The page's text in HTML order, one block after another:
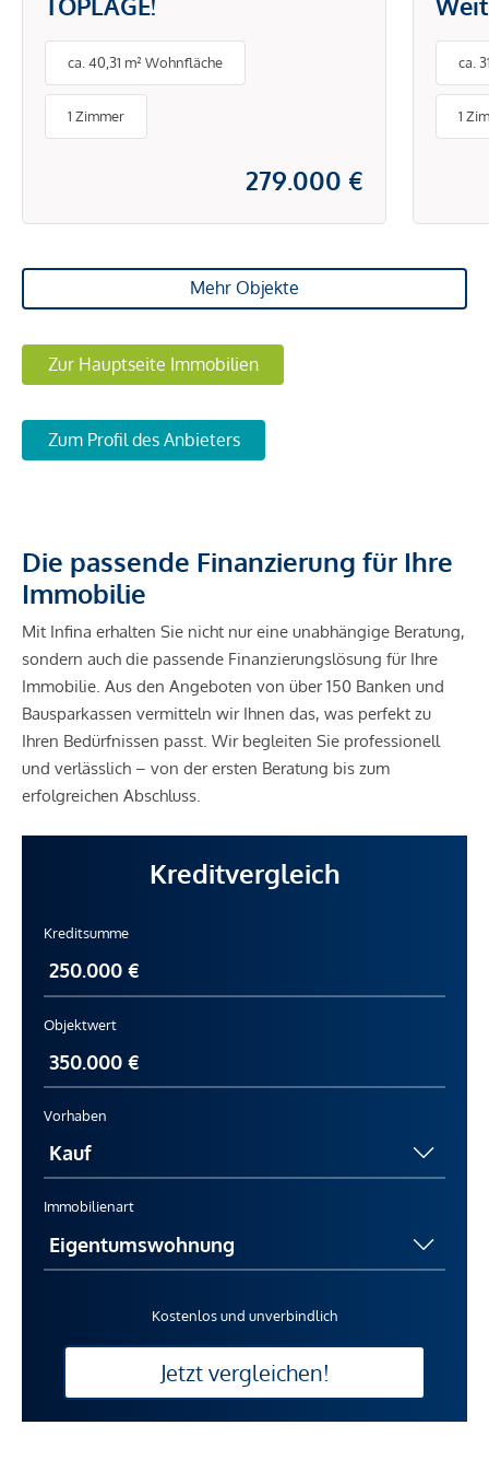
ca. 40,31 m² Wohnfläche
1 Zimmer
279.000 €
ca.
1
Mehr Objekte
Zur Hauptseite Immobilien
Zum Profil des Anbieters
Die passende Finanzierung für Ihre
Immobilie
Mit Infina erhalten Sie nicht nur eine unabhängige Beratung,
sondern auch die passende Finanzierungslösung für Ihre
Immobilie. Aus den Angeboten von über 150 Banken und
Bausparkassen vermitteln wir Ihnen das, was perfekt zu
Ihren Bedürfnissen passt. Wir begleiten Sie professionell
und verlässlich – von der ersten Beratung bis zum
erfolgreichen Abschluss.
Kreditvergleich
Kreditsumme
Objektwert
Vorhaben
Immobilienart
Kostenlos und unverbindlich
Jetzt vergleichen!